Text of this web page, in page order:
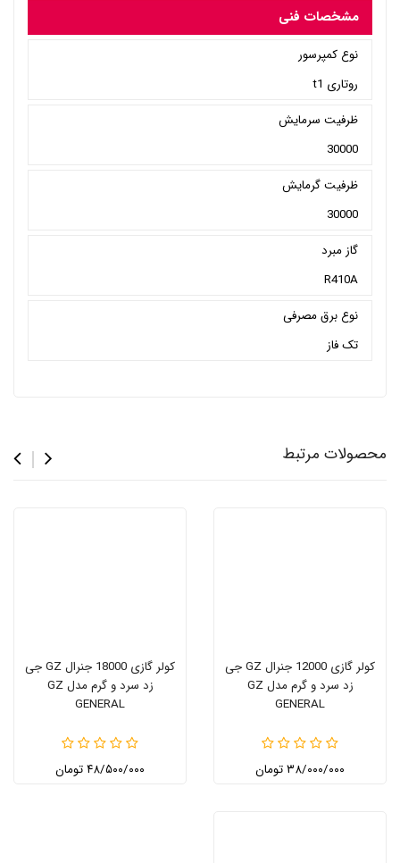
مشخصات فنی
نوع کمپرسور
روتاری t1
ظرفیت سرمایش
30000
ظرفیت گرمایش
30000
گاز مبرد
R410A
نوع برق مصرفی
تک فاز
محصولات مرتبط
کولر گازی 12000 جنرال GZ جی
زد سرد و گرم مدل GZ
GENERAL
۳۸/۰۰۰/۰۰۰ تومان
کولر گازی 18000 جنرال GZ جی
زد سرد و گرم مدل GZ
GENERAL
۴۸/۵۰۰/۰۰۰ تومان